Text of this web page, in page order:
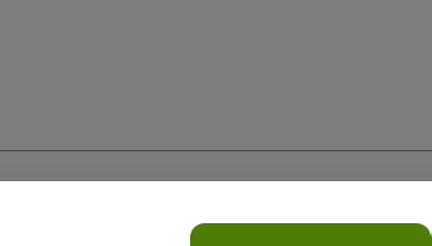
Polityki prywatności w przypadku